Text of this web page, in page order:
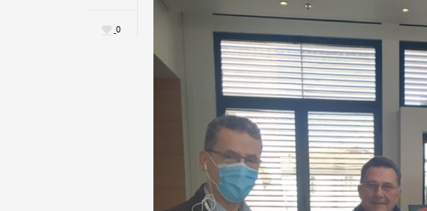
0